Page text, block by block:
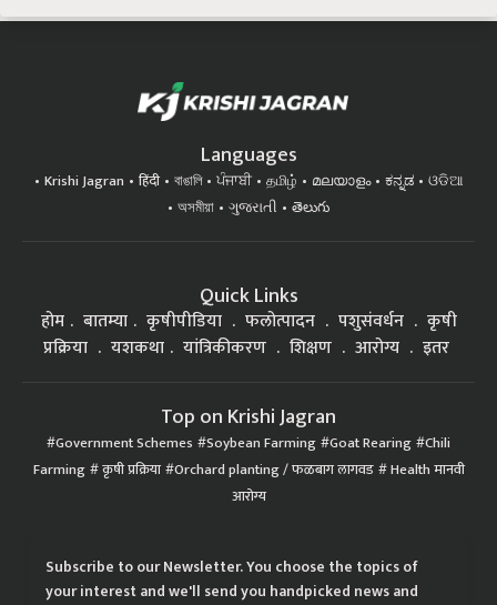
Languages
Krishi Jagran हिंदी বাঙালি ਪੰਜਾਬੀ தமிழ் മലയാളം ಕನ್ನಡ
ଓଡିଆ
অসমীয়া
ગુજરાતી తెలుగు
Quick Links
होम बातम्या कृषीपीडिया फलोत्पादन पशुसंवर्धन
कृषी
प्रक्रिया
यशकथा यांत्रिकीकरण शिक्षण आरोग्य इतर
Top on Krishi Jagran
Government Schemes Soybean Farming Goat Rearing Chili
Farming कृषी प्रक्रिया Orchard planting / फळबाग लागवड Health मानवी
आरोग्य
Subscribe to our Newsletter. You choose the topics of
your interest and we'll send you handpicked news and